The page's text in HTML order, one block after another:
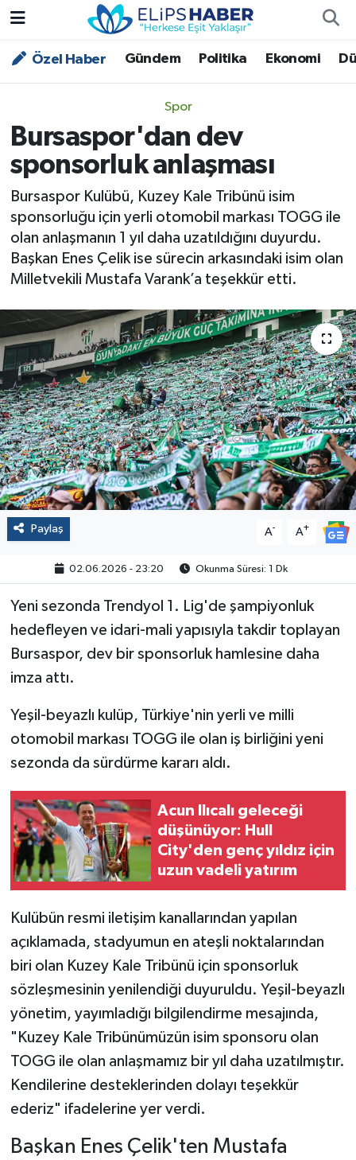
Özel Haber Gündem Politika Ekonomi
Spor
Bursaspor'dan dev
sponsorluk anlaşması
Bursaspor Kulübü, Kuzey Kale Tribünü isim
sponsorluğu için yerli otomobil markası TOGG ile
olan anlaşmanın 1 yıl daha uzatıldığını duyurdu.
Başkan Enes Çelik ise sürecin arkasındaki isim olan
Milletvekili Mustafa Varank’a teşekkür etti.
Paylaş A- A+
02.06.2026 - 23:20 Okunma Süresi: 1 Dk
Yeni sezonda Trendyol 1. Lig'de şampiyonluk
hedefleyen ve idari-mali yapısıyla takdir toplayan
Bursaspor, dev bir sponsorluk hamlesine daha
imza attı.
Yeşil-beyazlı kulüp, Türkiye'nin yerli ve milli
otomobil markası TOGG ile olan iş birliğini yeni
sezonda da sürdürme kararı aldı.
Acun Ilıcalı geleceği
düşünüyor: Hull
City'den genç yıldız için
uzun vadeli yatırım
Kulübün resmi iletişim kanallarından yapılan
açıklamada, stadyumun en ateşli noktalarından
biri olan Kuzey Kale Tribünü için sponsorluk
sözleşmesinin yenilendiği duyuruldu. Yeşil-beyazlı
yönetim, yayımladığı bilgilendirme mesajında,
"Kuzey Kale Tribünümüzün isim sponsoru olan
TOGG ile olan anlaşmamız bir yıl daha uzatılmıştır.
Kendilerine desteklerinden dolayı teşekkür
ederiz" ifadelerine yer verdi.
Başkan Enes Çelik'ten Mustafa
Özel Haber
Asayiş
Çevre - İklim
Dünya
Magazin
Politika
Sağlık
Spor
Yaşam
Kadın
Yurt
Nöbetçi Eczaneler
Trafik Durumu
Süper Lig Puan Durumu ve Fikstür
Tüm Manşetler
Son Dakika Haberleri